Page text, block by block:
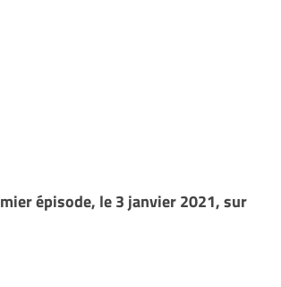
épisode, le 3 janvier 2021, sur